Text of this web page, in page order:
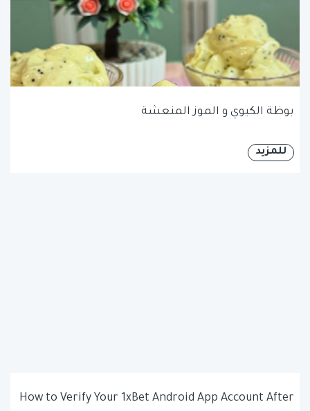
بوظة الكيوي و الموز المنعشة
للمزيد
How to Verify Your 1xBet Android App Account After